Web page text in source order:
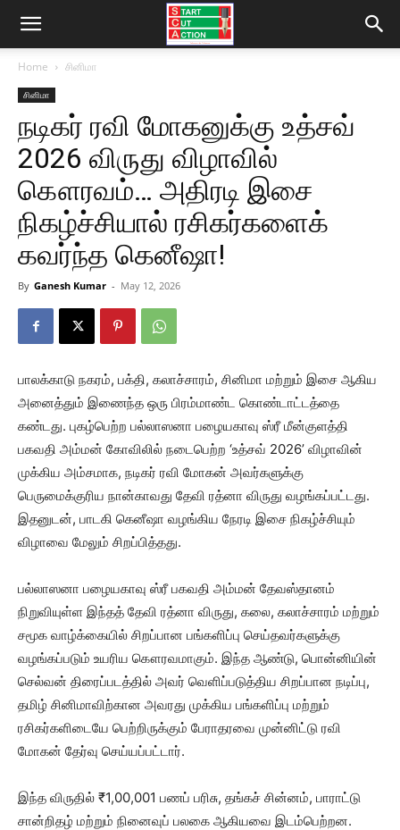
Home சினிமா
சினிமா
நடிகர் ரவி மோகனுக்கு உத்சவ்
2026 விருது விழாவில்
கௌரவம்… அதிரடி இசை
நிகழ்ச்சியால் ரசிகர்களைக்
கவர்ந்த கெனீஷா!
By Ganesh Kumar - May 12, 2026
பாலக்காடு நகரம், பக்தி, கலாச்சாரம், சினிமா மற்றும் இசை ஆகிய
அனைத்தும் இணைந்த ஒரு பிரம்மாண்ட கொண்டாட்டத்தை
கண்டது. புகழ்பெற்ற பல்லாஸனா பழையகாவு ஸ்ரீ மீன்குளத்தி
பகவதி அம்மன் கோவிலில் நடைபெற்ற ‘உத்சவ் 2026’ விழாவின்
முக்கிய அம்சமாக, நடிகர் ரவி மோகன் அவர்களுக்கு
பெருமைக்குரிய நான்காவது தேவி ரத்னா விருது வழங்கப்பட்டது.
இதனுடன், பாடகி கெனீஷா வழங்கிய நேரடி இசை நிகழ்ச்சியும்
விழாவை மேலும் சிறப்பித்தது.
பல்லாஸனா பழையகாவு ஸ்ரீ பகவதி அம்மன் தேவஸ்தானம்
நிறுவியுள்ள இந்தத் தேவி ரத்னா விருது, கலை, கலாச்சாரம் மற்றும்
சமூக வாழ்க்கையில் சிறப்பான பங்களிப்பு செய்தவர்களுக்கு
வழங்கப்படும் உயரிய கௌரவமாகும். இந்த ஆண்டு, பொன்னியின்
செல்வன் திரைப்படத்தில் அவர் வெளிப்படுத்திய சிறப்பான நடிப்பு,
தமிழ் சினிமாவிற்கான அவரது முக்கிய பங்களிப்பு மற்றும்
ரசிகர்களிடையே பெற்றிருக்கும் பேராதரவை முன்னிட்டு ரவி
மோகன் தேர்வு செய்யப்பட்டார்.
இந்த விருதில் ₹1,00,001 பணப் பரிசு, தங்கச் சின்னம், பாராட்டு
சான்றிதழ் மற்றும் நினைவுப் பலகை ஆகியவை இடம்பெற்றன.